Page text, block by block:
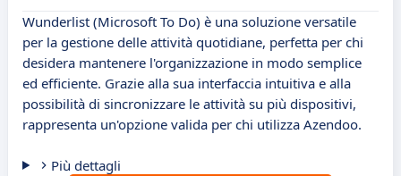
Wunderlist (Microsoft To Do) è una soluzione versatile
per la gestione delle attività quotidiane, perfetta per chi
desidera mantenere l'organizzazione in modo semplice
ed efficiente. Grazie alla sua interfaccia intuitiva e alla
possibilità di sincronizzare le attività su più dispositivi,
rappresenta un'opzione valida per chi utilizza Azendoo.
Più dettagli